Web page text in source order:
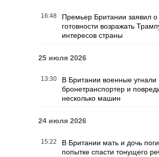
16:48
Премьер Британии заявил о
готовности возражать
интересов страны
25 июля 2026
13:30
В Британии военные угнали
бронетранспортер и
несколько машин
24 июля 2026
15:22
В Британии мать и дочь
попытке спасти тонущего